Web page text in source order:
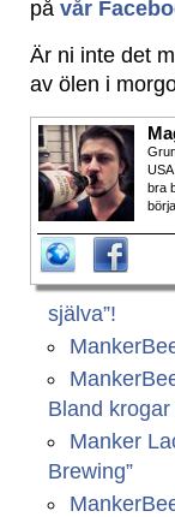
på vår
Är ni inte det
av ölen i
bra
själva”!
Bland
Manker
Brewing”